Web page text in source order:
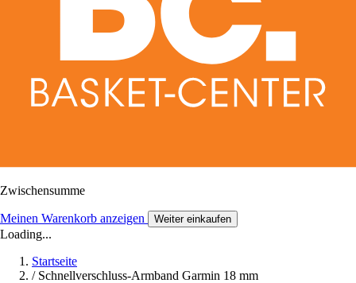
Zwischensumme
Meinen Warenkorb anzeigen Weiter einkaufen
Loading...
Startseite
/ Schnellverschluss-Armband Garmin 18 mm